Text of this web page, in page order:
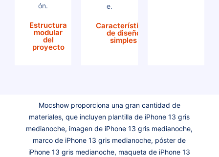
ón.
Estructura
modular
del
proyecto
e.
Características
de diseño
simples
Mocshow proporciona una gran cantidad de
materiales, que incluyen plantilla de iPhone 13 gris
medianoche, imagen de iPhone 13 gris medianoche,
marco de iPhone 13 gris medianoche, póster de
iPhone 13 gris medianoche, maqueta de iPhone 13